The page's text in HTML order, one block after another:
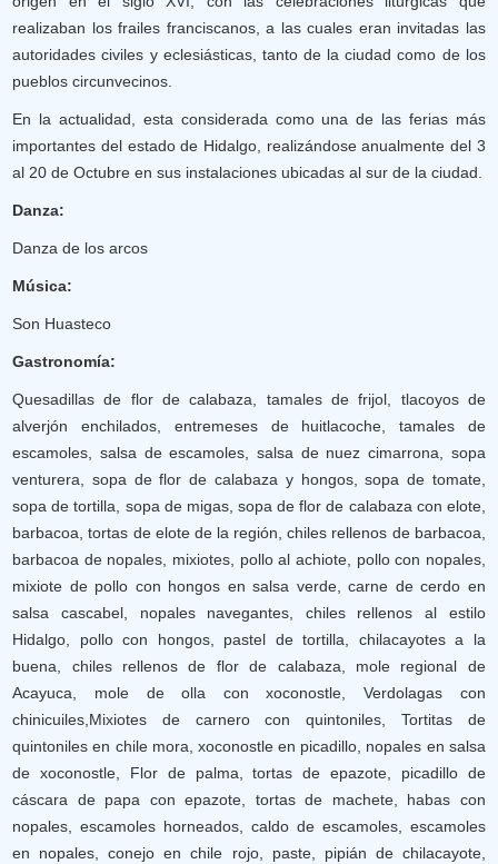
realizaban los frailes franciscanos, a las cuales eran invitadas las
autoridades civiles y eclesiásticas, tanto de la ciudad como de los
pueblos circunvecinos.
En la actualidad, esta considerada como una de las ferias más
importantes del estado de Hidalgo, realizándose anualmente del 3
al 20 de Octubre en sus instalaciones ubicadas al sur de la ciudad.
Danza:
Danza de los arcos
Música:
Son Huasteco
Gastronomía:
Quesadillas de flor de calabaza, tamales de frijol, tlacoyos de
alverjón enchilados, entremeses de huitlacoche, tamales de
escamoles, salsa de escamoles, salsa de nuez cimarrona, sopa
venturera, sopa de flor de calabaza y hongos, sopa de tomate,
sopa de tortilla, sopa de migas, sopa de flor de calabaza con elote,
barbacoa, tortas de elote de la región, chiles rellenos de barbacoa,
barbacoa de nopales, mixiotes, pollo al achiote, pollo con nopales,
mixiote de pollo con hongos en salsa verde, carne de cerdo en
salsa cascabel, nopales navegantes, chiles rellenos al estilo
Hidalgo, pollo con hongos, pastel de tortilla, chilacayotes a la
buena, chiles rellenos de flor de calabaza, mole regional de
Acayuca, mole de olla con xoconostle, Verdolagas con
chinicuiles,Mixiotes de carnero con quintoniles, Tortitas de
quintoniles en chile mora, xoconostle en picadillo, nopales en salsa
de xoconostle, Flor de palma, tortas de epazote, picadillo de
cáscara de papa con epazote, tortas de machete, habas con
nopales, escamoles horneados, caldo de escamoles, escamoles
en nopales, conejo en chile rojo, paste, pipián de chilacayote,